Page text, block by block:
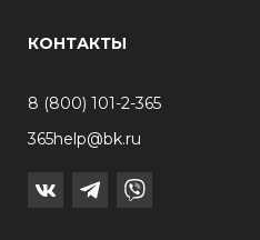
КОНТАКТЫ
8 (800) 101-2-365
365help@bk.ru